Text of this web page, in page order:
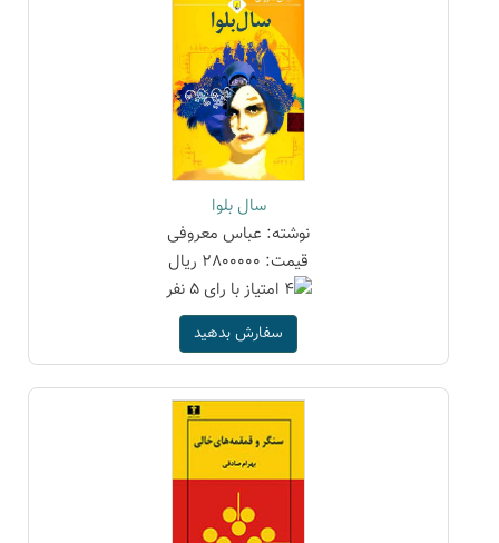
سال بلوا
نوشته: عباس معروفی
قیمت: 2800000 ریال
سفارش بدهید